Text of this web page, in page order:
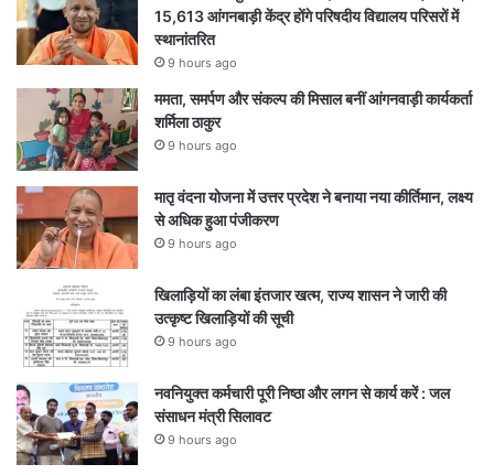
15,613 आंगनबाड़ी केंद्र होंगे परिषदीय विद्यालय परिसरों में
स्थानांतरित
9 hours ago
ममता, समर्पण और संकल्प की मिसाल बनीं आंगनवाड़ी कार्यकर्ता
शर्मिला ठाकुर
9 hours ago
मातृ वंदना योजना में उत्तर प्रदेश ने बनाया नया कीर्तिमान, लक्ष्य
से अधिक हुआ पंजीकरण
9 hours ago
खिलाड़ियों का लंबा इंतजार खत्म, राज्य शासन ने जारी की
उत्कृष्ट खिलाड़ियों की सूची
9 hours ago
नवनियुक्त कर्मचारी पूरी निष्ठा और लगन से कार्य करें : जल
संसाधन मंत्री सिलावट
9 hours ago